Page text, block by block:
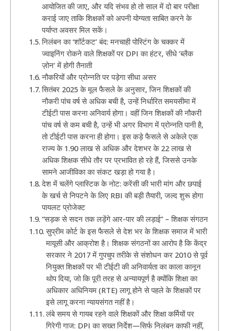
आयोजित की जाए, और यदि संभव हो तो साल में दो बार परीक्षा
कराई जाए ताकि शिक्षकों को अपनी योग्यता साबित करने के
पर्याप्त अवसर मिल सकें।
निलंबन का ‘शॉर्टकट’ बंद: मनचाही पोस्टिंग के चक्कर में
ज्वाइनिंग रोकने वाले शिक्षकों पर DPI का हंटर, सीधे ‘ब्लैक
ज़ोन’ में होगी तैनाती
नौकरियों और प्रोन्नति पर पड़ेगा सीधा असर
सितंबर 2025 के मूल फैसले के अनुसार, जिन शिक्षकों की
नौकरी पांच वर्ष से अधिक बची है, उन्हें निर्धारित समयसीमा में
टीईटी पास करना अनिवार्य होगा। वहीं जिन शिक्षकों की नौकरी
पांच वर्ष से कम बची है, उन्हें भी अगर विभाग में प्रोन्नति पानी है,
तो टीईटी पास करना ही होगा। इस कड़े फैसले से अकेले एक
राज्य के 1.90 लाख से अधिक और देशभर के 22 लाख से
अधिक शिक्षक सीधे तौर पर प्रभावित हो रहे हैं, जिससे उनके
सामने आजीविका का संकट खड़ा हो गया है।
देश में चलेंगे प्लास्टिक के नोट: करेंसी की भारी मांग और छपाई
के खर्च से निपटने के लिए RBI की बड़ी तैयारी, जल्द शुरू होगा
पायलट प्रोजेक्ट
“सड़क से सदन तक लड़ेंगे आर-पार की लड़ाई” – शिक्षक संगठन
सुप्रीम कोर्ट के इस फैसले से देश भर के शिक्षक समाज में भारी
मायूसी और आक्रोश है। शिक्षक संगठनों का आरोप है कि केंद्र
सरकार ने 2017 में गुपचुप तरीके से संशोधन कर 2010 से पूर्व
नियुक्त शिक्षकों पर भी टीईटी की अनिवार्यता का काला कानून
थोप दिया, जो कि पूरी तरह से अन्यायपूर्ण है क्योंकि शिक्षा का
अधिकार अधिनियम (RTE) लागू होने से पहले के शिक्षकों पर
इसे लागू करना न्यायसंगत नहीं है।
लंबे समय से गायब रहने वाले शिक्षकों और शिक्षा कर्मियों पर
गिरेगी गाज: DPI का सख्त निर्देश—सिर्फ निलंबन काफी नहीं,